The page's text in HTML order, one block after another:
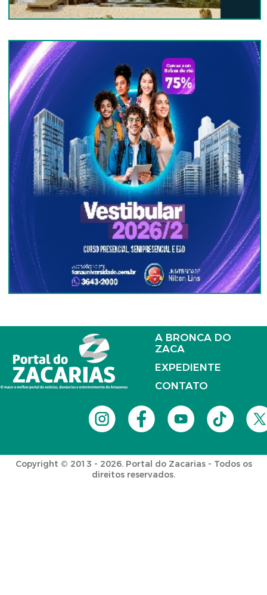
A BRONCA DO
ZACA
EXPEDIENTE
CONTATO
Copyright © 2013 - 2026. Portal do Zacarias - Todos os
direitos reservados.